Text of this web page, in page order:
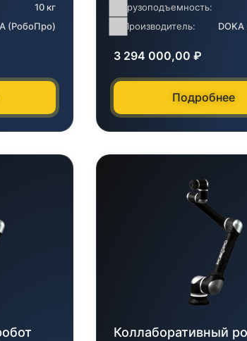
10 кг
(РобоПро)
Грузоподъемность:
Производитель:
3 294 000,00₽
Подробнее
Коллаборативный